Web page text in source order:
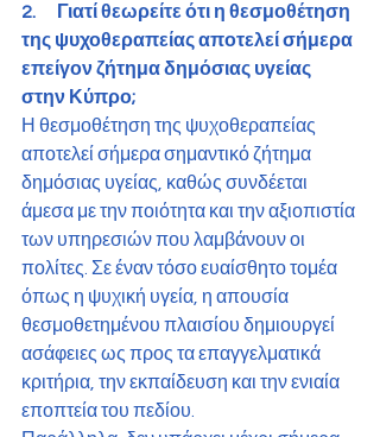
2.      Γιατί θεωρείτε ότι η θεσμοθέτηση
της ψυχοθεραπείας αποτελεί σήμερα
επείγον ζήτημα δημόσιας υγείας
στην Κύπρο;
Η θεσμοθέτηση της ψυχοθεραπείας
αποτελεί σήμερα σημαντικό ζήτημα
δημόσιας υγείας, καθώς συνδέεται
άμεσα με την ποιότητα και την αξιοπιστία
των υπηρεσιών που λαμβάνουν οι
πολίτες. Σε έναν τόσο ευαίσθητο τομέα
όπως η ψυχική υγεία, η απουσία
θεσμοθετημένου πλαισίου δημιουργεί
ασάφειες ως προς τα επαγγελματικά
κριτήρια, την εκπαίδευση και την ενιαία
εποπτεία του πεδίου.